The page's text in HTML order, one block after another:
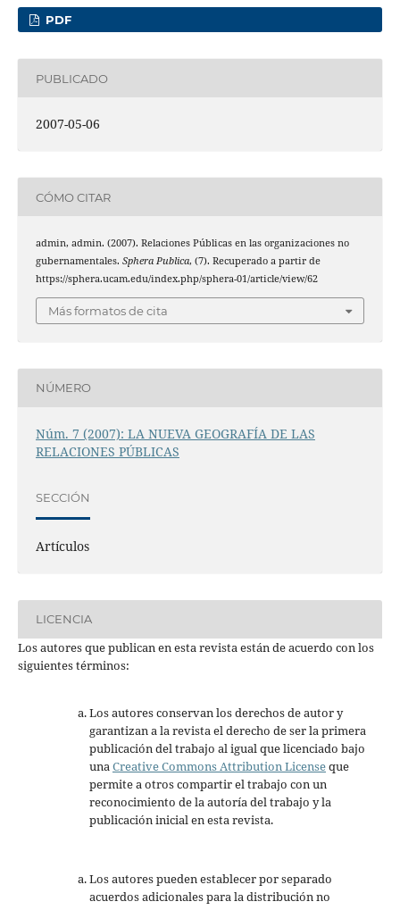
PDF
PUBLICADO
2007-05-06
CÓMO CITAR
admin, admin. (2007). Relaciones Públicas en las organizaciones no
gubernamentales. Sphera Publica, (7). Recuperado a partir de
https://sphera.ucam.edu/index.php/sphera-01/article/view/62
Más formatos de cita
NÚMERO
Núm. 7 (2007): LA NUEVA GEOGRAFÍA DE LAS
RELACIONES PÚBLICAS
SECCIÓN
Artículos
LICENCIA
Los autores que publican en esta revista están de acuerdo con los
siguientes términos:
Los autores conservan los derechos de autor y
garantizan a la revista el derecho de ser la primera
publicación del trabajo al igual que licenciado bajo
unaCreative Commons Attribution Licenseque
permite a otros compartir el trabajo con un
reconocimiento de la autoría del trabajo y la
publicación inicial en esta revista.
Los autores pueden establecer por separado
acuerdos adicionales para la distribución no